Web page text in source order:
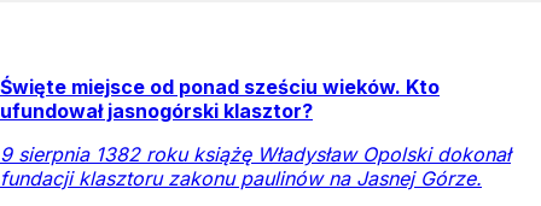
Święte miejsce od ponad sześciu wieków. Kto
ufundował jasnogórski klasztor?
9 sierpnia 1382 roku książę Władysław Opolski dokonał
fundacji klasztoru zakonu paulinów na Jasnej Górze.